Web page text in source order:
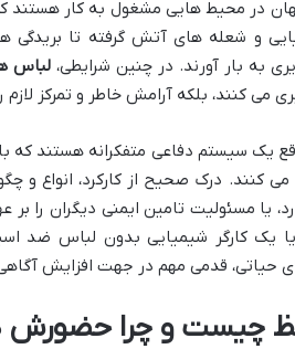
در محیط هایی مشغول به کار هستند
و شعله های آتش گرفته تا بریدگی
به بار آورند. در چنین شرایطی،لباس
کنند، بلکه آرامش خاطر و تمرکز لازم
یک سیستم دفاعی متفکرانه هستند که
کنند. درک صحیح از کارکرد، انواع و
یا مسئولیت تامین ایمنی دیگران
یک کارگر شیمیایی بدون لباس ضد
حیاتی، قدمی مهم در جهت افزایش
چیست و چرا حضورش